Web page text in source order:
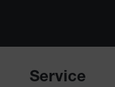
Service